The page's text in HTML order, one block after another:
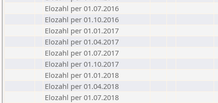
Elozahl per 01.07.2016
Elozahl per 01.10.2016
Elozahl per 01.01.2017
Elozahl per 01.04.2017
Elozahl per 01.07.2017
Elozahl per 01.10.2017
Elozahl per 01.01.2018
Elozahl per 01.04.2018
Elozahl per 01.07.2018